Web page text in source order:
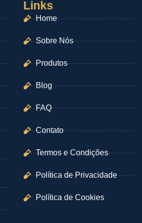
Links
Home
Sobre Nós
Produtos
Blog
FAQ
Contato
Termos e Condições
Política de Privacidade
Política de Cookies